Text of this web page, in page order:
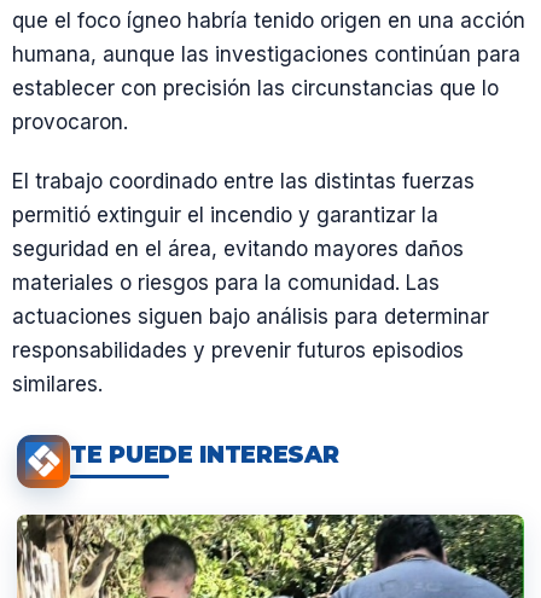
que el foco ígneo habría tenido origen en una acción
humana, aunque las investigaciones continúan para
establecer con precisión las circunstancias que lo
provocaron.
El trabajo coordinado entre las distintas fuerzas
permitió extinguir el incendio y garantizar la
seguridad en el área, evitando mayores daños
materiales o riesgos para la comunidad. Las
actuaciones siguen bajo análisis para determinar
responsabilidades y prevenir futuros episodios
similares.
TE PUEDE INTERESAR